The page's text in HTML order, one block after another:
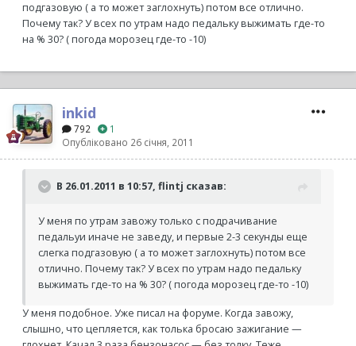
подгазовую ( а то может заглохнуть) потом все отлично.
Почему так? У всех по утрам надо педальку выжимать где-то
на % 30? ( погода морозец где-то -10)
inkid
792
1
Опубліковано 26 січня, 2011
В 26.01.2011 в 10:57, flintj сказав:
У меня по утрам завожу только с подрачивание
педальуи иначе не заведу, и первые 2-3 секунды еще
слегка подгазовую ( а то может заглохнуть) потом все
отлично. Почему так? У всех по утрам надо педальку
выжимать где-то на % 30? ( погода морозец где-то -10)
У меня подобное. Уже писал на форуме. Когда завожу,
слышно, что цепляется, как толька бросаю зажигание —